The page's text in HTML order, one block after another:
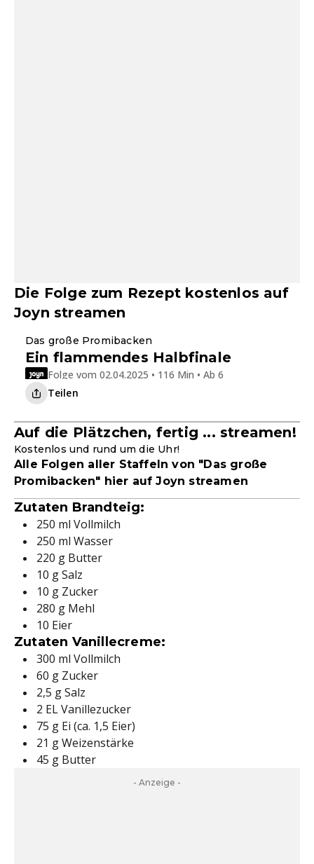
Die Folge zum Rezept kostenlos auf
Joyn streamen
Das große Promibacken
Ein flammendes Halbfinale
Folge vom 02.04.2025 • 116 Min • Ab 6
Teilen
Auf die Plätzchen, fertig ... streamen!
Kostenlos und rund um die Uhr!
Alle Folgen aller Staffeln von "Das große
Promibacken" hier auf Joyn streamen
Zutaten Brandteig:
250 ml Vollmilch
250 ml Wasser
220 g Butter
10 g Salz
10 g Zucker
280 g Mehl
10 Eier
Zutaten Vanillecreme:
300 ml Vollmilch
60 g Zucker
2,5 g Salz
2 EL Vanillezucker
75 g Ei (ca. 1,5 Eier)
21 g Weizenstärke
45 g Butter
- Anzeige -